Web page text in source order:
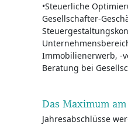
•Steuerliche
Gesellschafter-
Immobilienerwerb, -
Beratung bei
Das Maximum
Jahresabschlüsse